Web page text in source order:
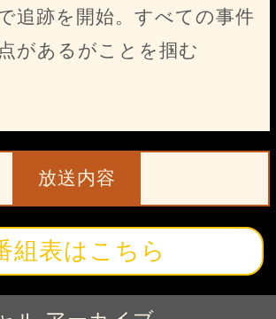
追跡を開始。すべての事件
があるがことを掴む
放送内容
組表はこちら